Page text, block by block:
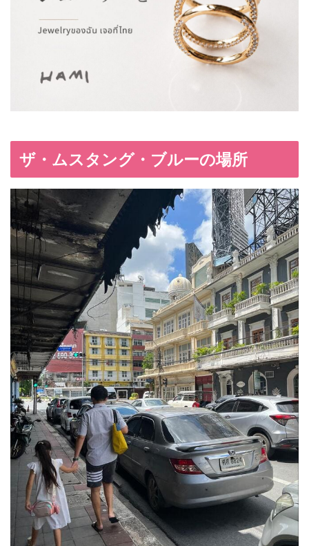
ザ・ムスタング・ブルーの場所